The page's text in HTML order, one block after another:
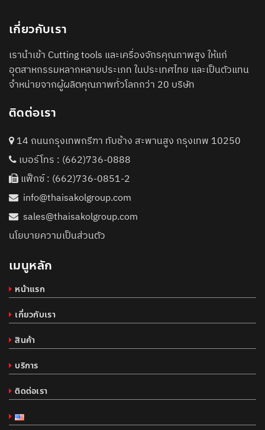
เกี่ยวกับเรา
เรานำเข้า Cutting tools และเครื่องจักรคุณภาพสูง ให้แก่
อุตสาหกรรมหลากหลายประเภท ในประเทศไทย และเป็นตัวแทน
จำหน่ายจากผู้ผลิตคุณภาพทั่วโลกกว่า 20 บริษัท
ติดต่อเรา
14 ถนนกรุงเทพกรีฑา ทับช้าง สะพานสูง กรุงเทพ 10250
เบอร์โทร : (662)736-0888
แฟ็กซ์ : (662)736-0851-2
info@thaisakolgroup.com
sales@thaisakolgroup.com
นโยบายความเป็นส่วนตัว
เมนูหลัก
หน้าแรก
เกี่ยวกับเรา
สินค้า
บริการ
ติดต่อเรา